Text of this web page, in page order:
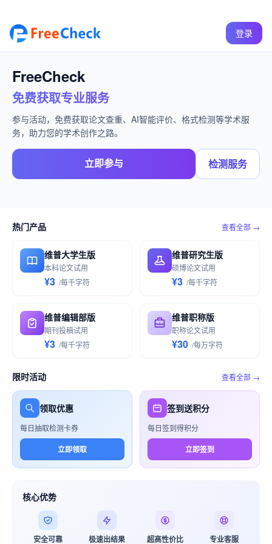
登录
FreeCheck
免费获取专业服务
参与活动，免费获取论文查重、AI智能评价、格式检测等学术服
务，助力您的学术创作之路。
立即参与 检测服务
热门产品 查看全部 →
维普大学生版
本科论文试用
¥3 /每千字符
维普研究生版
硕博论文试用
¥3 /每千字符
维普编辑部版
期刊投稿试用
¥3 /每千字符
维普职称版
职称论文试用
¥30 /每万字符
限时活动 查看全部 →
领取优惠
每日抽取检测卡券
立即领取
签到送积分
每日签到得积分
立即签到
核心优势
安全可靠 极速出结果 超高性价比 专业客服